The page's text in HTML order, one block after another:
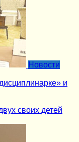
Новости
и
своих детей